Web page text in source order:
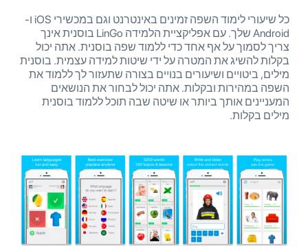
כל שיעורי לימוד השפה זמינים באינטרנט וגם במכשירי iOS ו-
Android שלך. עם אפליקציית הלמידה LinGo בוסנית אינך
צריך לסמוך על אף אחד כדי ללמוד שפה בוסנית. אתה יכול
בקלות להשיג את המטרה על ידי שיטות למידה עצמית. בוסנית
מילים, ביטויים ושיעורים בנויים בצורה שתעזור לך ללמוד את
השפה במהירות ובקלות. אתה יכול לבחור את הנושאים
המעניינים אותך ביותר או שיטה שבה תוכל ללמוד בוסנית
מילים בקלות.